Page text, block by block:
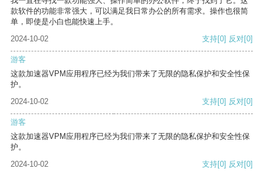
款软件的功能非常强大，可以满足我日常办公的所有需求。操作也很简
单，即使是小白也能快速上手。
2024-10-02
支持[0] 反对[0]
游客
这款加速器VPM应用程序已经为我们带来了无限的隐私保护和安全性保
护。
2024-10-02
支持[0] 反对[0]
游客
这款加速器VPM应用程序已经为我们带来了无限的隐私保护和安全性保
护。
2024-10-02
支持[0] 反对[0]